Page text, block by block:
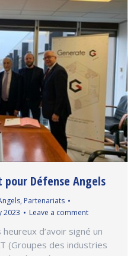
Défense Angels
, Partenariats
2023 Leave a comment
d’avoir signé un
(Groupes des industries